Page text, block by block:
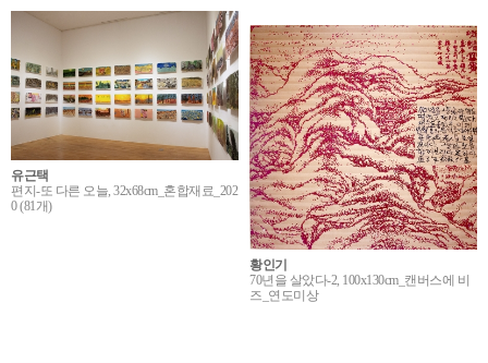
유근택
편지-또 다른 오늘, 32x68cm_혼합재료_202
0 (81개)
황인기
70년을 살았다-2, 100x130cm_캔버스에 비
즈_연도미상